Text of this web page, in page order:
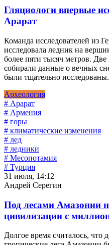
Гляциологи впервые
Арарат
Команда исследователей из
исследовала ледник на
более пяти тысяч метров.
собирали данные о вечных
были тщательно исследованы.
Археология
# Арарат
# Армения
# горы
# климатические изменения
# лед
# ледники
# Месопотамия
# Турция
31 июля, 14:12
Андрей Серегин
Под лесами Амазонии
цивилизации с
Долгое время считалось, что